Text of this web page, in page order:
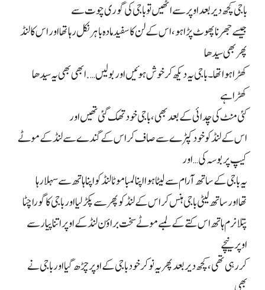
باجی کچھ دیر بعد اوپر سے اٹھیں تو باجی کی گوری چوت سے
جیسے جھرنا پھوٹ پڑا ہو، اس کے لن کا سفید مادہ باہر نکل رہا تھا اور اس کا لنڈ
پھر بھی سیدھا
کھڑا ہوا تھا۔ باجی یہ دیکھ کر خوش ہوئیں اور بولیں…. ابھی بھی یہ سیدھا
کھڑا ہے
کئی منٹ کی چدائی کے بعد بھی، باجی خود تھک گئی تھیں اور
اس کے لنڈ کو خود کپڑے سے صاف کر اس کے گندے سے لنڈ کے موٹے
کیپ پر بوسہ کی… اور
یہ باجی کے ساتھ آرام سے لیٹا ہوا اپنا لمبا موٹا لنڈ کو اپنا ہاتھ سے سہلا رہا
تھا اور ساتھ لیٹی باجی ہنس کر اس کے لنڈ کو پھر سے پکڑ لیا اور باجی کا گورا چٹا
پتلا نرم ہاتھ اس کتے کے لمبے موٹے سخت براؤن لنڈ کے اوپر اتنا پیار سے
اوپر نیچے
کر رہی تھی، کچھ دیر بعد پھر یہ نوکر خود باجی کے اوپر چڑھ گیا اور باجی نے